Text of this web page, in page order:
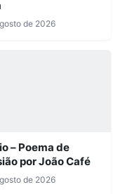
de 2026
– Poema de
por João Café
de 2026